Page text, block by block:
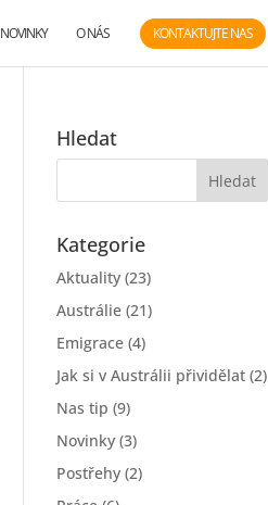
NOVINKY O NÁS KONTAKTUJTE NAS
Hledat
Kategorie
Aktuality (23)
Austrálie (21)
Emigrace (4)
Jak si v Austrálii přividělat (2)
Nas tip (9)
Novinky (3)
Postřehy (2)